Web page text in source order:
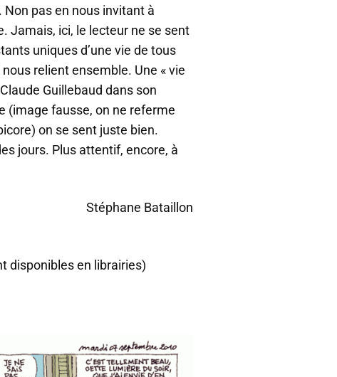
pas en nous invitant à
Jamais, ici, le lecteur ne se sent
uniques d’une vie de tous
relient ensemble. Une « vie
Guillebaud dans son
(image fausse, on ne referme
on se sent juste bien.
jours. Plus attentif, encore, à
Stéphane Bataillon
disponibles en librairies)